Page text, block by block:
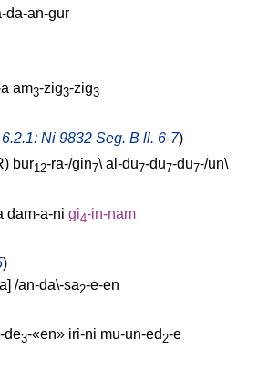
da-an-gur
am3-zig3-zig3
6.2.1: Ni 9832 Seg. B ll. 6-7)
bur12-ra-/gin7\ al-du7-du7-du7-/un\
dam-a-ni gi4-in-nam
)
] /an-da\-sa2-e-en
de3-«en» iri-ni mu-un-ed 2-e